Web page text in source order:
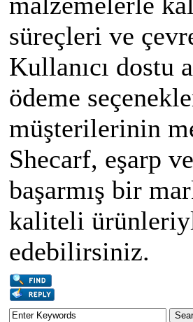
süreçleri ve
Kullanıcı dostu
ödeme
müşterilerinin
Shecarf, eşarp ve
başarmış bir
kaliteli
edebilirsiniz.